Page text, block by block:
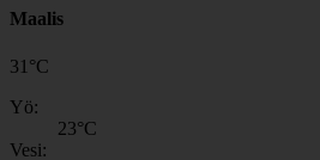
Maalis
31 °C
Yö:
23°C
Vesi: